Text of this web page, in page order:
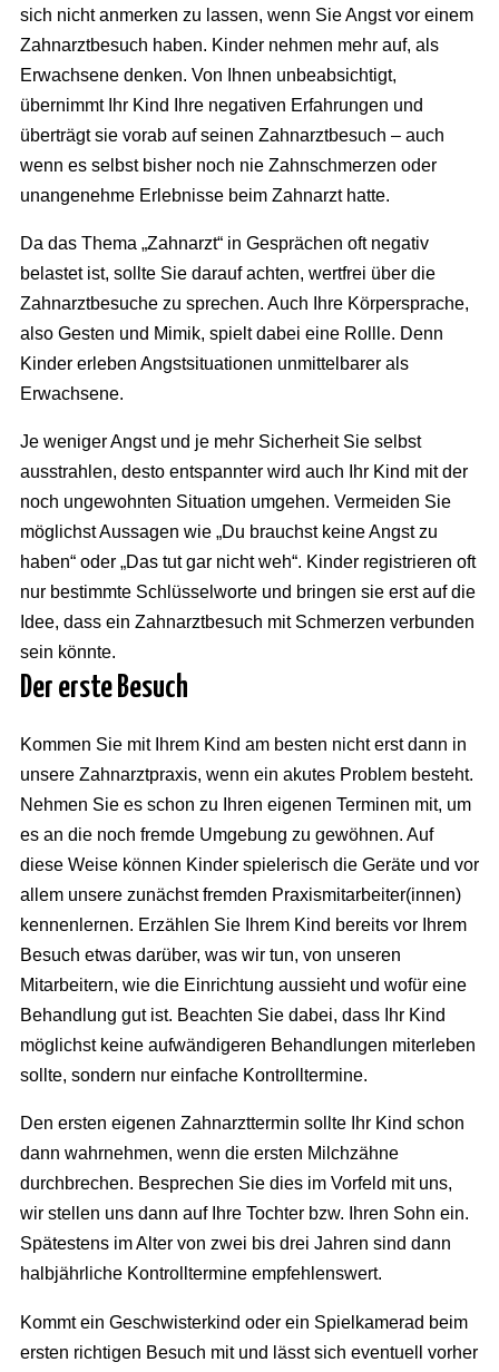
sich nicht anmerken zu lassen, wenn Sie Angst vor einem
Zahnarztbesuch haben. Kinder nehmen mehr auf, als
Erwachsene denken. Von Ihnen unbeabsichtigt,
übernimmt Ihr Kind Ihre negativen Erfahrungen und
überträgt sie vorab auf seinen Zahnarztbesuch – auch
wenn es selbst bisher noch nie Zahnschmerzen oder
unangenehme Erlebnisse beim Zahnarzt hatte.
Da das Thema „Zahnarzt“ in Gesprächen oft negativ
belastet ist, sollte Sie darauf achten, wertfrei über die
Zahnarztbesuche zu sprechen. Auch Ihre Körpersprache,
also Gesten und Mimik, spielt dabei eine Rollle. Denn
Kinder erleben Angstsituationen unmittelbarer als
Erwachsene.
Je weniger Angst und je mehr Sicherheit Sie selbst
ausstrahlen, desto entspannter wird auch Ihr Kind mit der
noch ungewohnten Situation umgehen. Vermeiden Sie
möglichst Aussagen wie „Du brauchst keine Angst zu
haben“ oder „Das tut gar nicht weh“. Kinder registrieren oft
nur bestimmte Schlüsselworte und bringen sie erst auf die
Idee, dass ein Zahnarztbesuch mit Schmerzen verbunden
sein könnte.
Der erste Besuch
Kommen Sie mit Ihrem Kind am besten nicht erst dann in
unsere Zahnarztpraxis, wenn ein akutes Problem besteht.
Nehmen Sie es schon zu Ihren eigenen Terminen mit, um
es an die noch fremde Umgebung zu gewöhnen. Auf
diese Weise können Kinder spielerisch die Geräte und vor
allem unsere zunächst fremden Praxismitarbeiter(innen)
kennenlernen. Erzählen Sie Ihrem Kind bereits vor Ihrem
Besuch etwas darüber, was wir tun, von unseren
Mitarbeitern, wie die Einrichtung aussieht und wofür eine
Behandlung gut ist. Beachten Sie dabei, dass Ihr Kind
möglichst keine aufwändigeren Behandlungen miterleben
sollte, sondern nur einfache Kontrolltermine.
Den ersten eigenen Zahnarzttermin sollte Ihr Kind schon
dann wahrnehmen, wenn die ersten Milchzähne
durchbrechen. Besprechen Sie dies im Vorfeld mit uns,
wir stellen uns dann auf Ihre Tochter bzw. Ihren Sohn ein.
Spätestens im Alter von zwei bis drei Jahren sind dann
halbjährliche Kontrolltermine empfehlenswert.
Kommt ein Geschwisterkind oder ein Spielkamerad beim
ersten richtigen Besuch mit und lässt sich eventuell vorher